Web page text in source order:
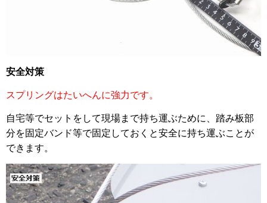
安全対策
スプリングはたいへんに強力です。
自宅等でセットをして現場まで持ち運ぶために、踏み板部
分を固定バンド等で固定しておくと安全に持ち運ぶことが
できます。